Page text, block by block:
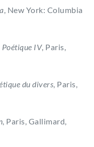
, New York: Columbia
IV, Paris,
du divers, Paris,
, Paris, Gallimard,